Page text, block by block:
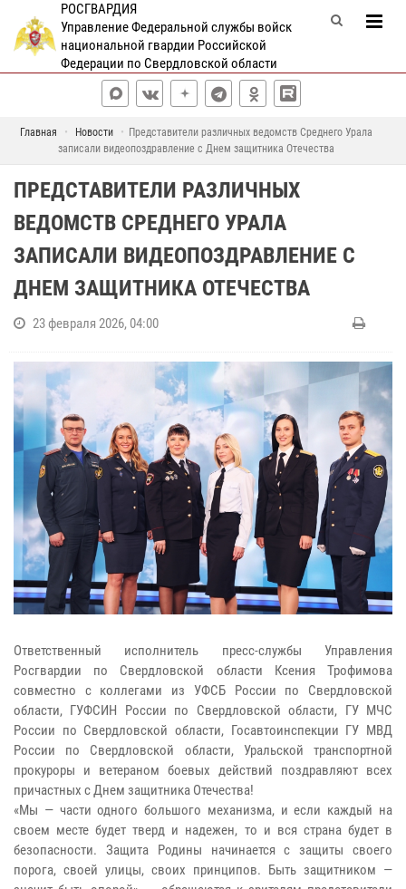
РОСГВАРДИЯ
Управление Федеральной службы войск
национальной гвардии Российской
Федерации по Свердловской области
Главная Новости
Представители различных ведомств Среднего Урала
записали видеопоздравление с Днем защитника Отечества
ПРЕДСТАВИТЕЛИ РАЗЛИЧНЫХ
ВЕДОМСТВ СРЕДНЕГО УРАЛА
ЗАПИСАЛИ ВИДЕОПОЗДРАВЛЕНИЕ С
ДНЕМ ЗАЩИТНИКА ОТЕЧЕСТВА
23 февраля 2026, 04:00
Ответственный исполнитель пресс-службы Управления
Росгвардии по Свердловской области Ксения Трофимова
совместно с коллегами из УФСБ России по Свердловской
области, ГУФСИН России по Свердловской области, ГУ МЧС
России по Свердловской области, Госавтоинспекции ГУ МВД
России по Свердловской области, Уральской транспортной
прокуроры и ветераном боевых действий поздравляют всех
причастных с Днем защитника Отечества!
«Мы — части одного большого механизма, и если каждый на
своем месте будет тверд и надежен, то и вся страна будет в
безопасности. Защита Родины начинается с защиты своего
порога, своей улицы, своих принципов. Быть защитником —